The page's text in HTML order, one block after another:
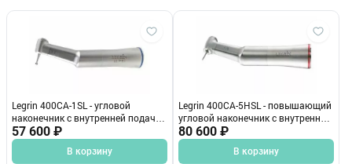
Legrin 400CA-1SL - угловой
наконечник с внутренней подачей
охлаждения и фиброоптикой, 1:1
Legrin (Тайвань)
57 600 ₽
В корзину
Legrin 400CA-5HSL - повышающий
угловой наконечник с внутренней
подачей охлаждения и
фиброоптикой, 1:5 Legrin
80 600 ₽
В корзину